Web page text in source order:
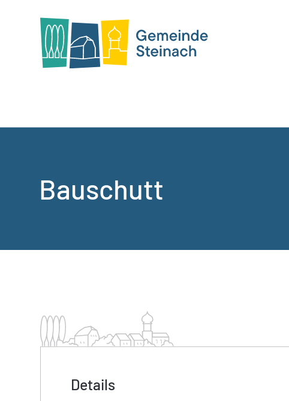
Bauschutt
Details